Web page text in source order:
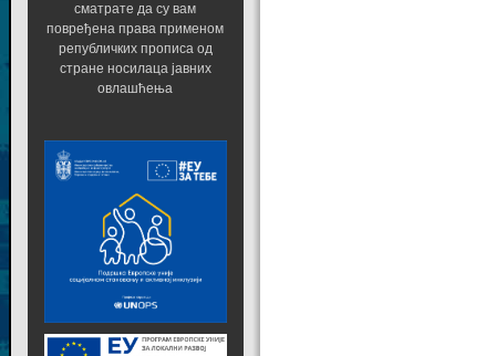
сматрате да су вам
повређена права применом
републичких прописа од
стране носилаца јавних
овлашћења